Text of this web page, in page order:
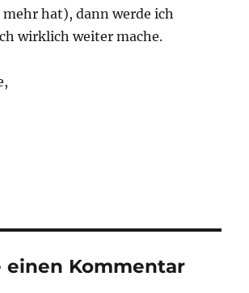
hat), dann werde ich
wirklich weiter mache.
einen Kommentar